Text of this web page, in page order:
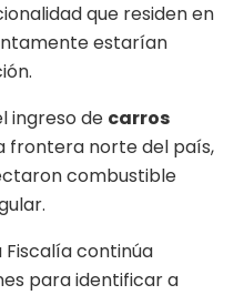
que residen en
estarían
ingreso de carros
frontera norte del país,
combustible
Fiscalía continúa
para identificar a